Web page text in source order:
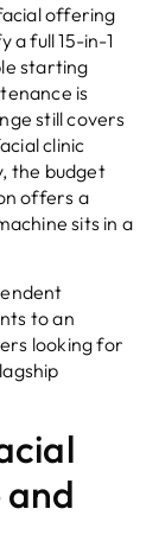
offering
a full 15-in-1
starting
is
still covers
clinic
, the budget
offers a
sits in a
to an
looking for
and